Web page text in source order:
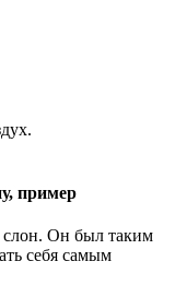
пример
Он был таким
себя самым